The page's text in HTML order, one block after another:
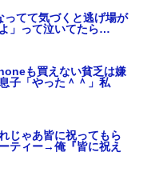
ってて気づくと逃げ場が
」って泣いてたら…
も買えない貧乏は嫌
子「やった＾＾」私
じゃあ皆に祝ってもら
ティー→俺『皆に祝え